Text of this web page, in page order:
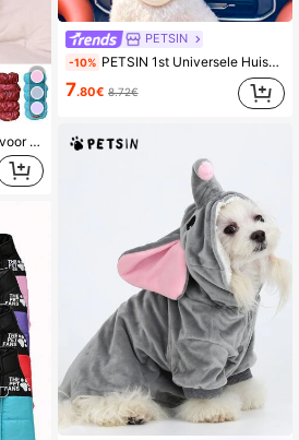
3-laags dikke winterkleding voor huisdieren, gemakkelijk te reinigen stof, handwas of machinewasbaar, inclusief riemring voor veiliger gebruik buitenshuis, verkrijgbaar in meerdere maten en kleuren
PETSIN
-10% PETSIN 1st Universele Huisdier Hond "Mama's Bestie" Schattig & Modieus Borduurpatroon Casual Pullover Jas, Riem Bevestigbaar
7.80€ 8.72€